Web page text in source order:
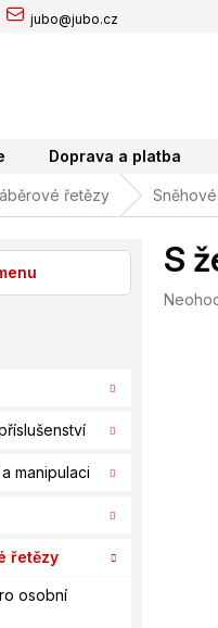
jubo@jubo.cz
Doprava a platba
řetězy
manipulaci
řetězy
osobní
S